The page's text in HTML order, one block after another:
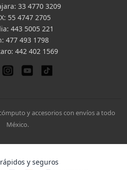
33 4770 3209
55 4747 2705
443 5005 221
477 493 1798
442 402 1569
y accesorios con envíos a todo
México.
y seguros